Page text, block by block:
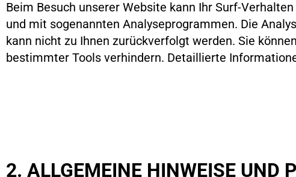
Beim Besuch unserer Website kann Ihr Surf-
und mit sogenannten Analyseprogrammen. Die
kann nicht zu Ihnen zurückverfolgt werden. Sie
bestimmter Tools verhindern. Detaillierte
2. ALLGEMEINE HINWEISE UND